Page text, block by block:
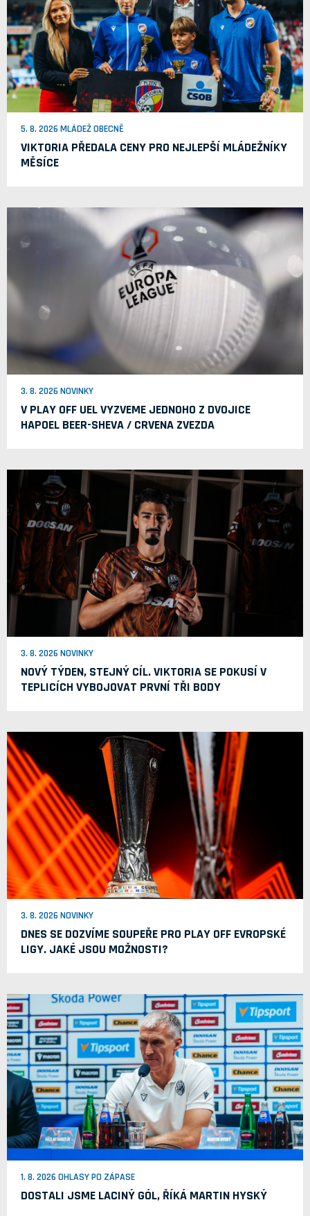
5. 8. 2026 MLÁDEŽ OBECNĚ
VIKTORIA PŘEDALA CENY PRO NEJLEPŠÍ MLÁDEŽNÍKY
MĚSÍCE
3. 8. 2026 NOVINKY
V PLAY OFF UEL VYZVEME JEDNOHO Z DVOJICE
HAPOEL BEER-SHEVA / CRVENA ZVEZDA
3. 8. 2026 NOVINKY
NOVÝ TÝDEN, STEJNÝ CÍL. VIKTORIA SE POKUSÍ V
TEPLICÍCH VYBOJOVAT PRVNÍ TŘI BODY
3. 8. 2026 NOVINKY
DNES SE DOZVÍME SOUPEŘE PRO PLAY OFF EVROPSKÉ
LIGY. JAKÉ JSOU MOŽNOSTI?
1. 8. 2026 OHLASY PO ZÁPASE
DOSTALI JSME LACINÝ GÓL, ŘÍKÁ MARTIN HYSKÝ